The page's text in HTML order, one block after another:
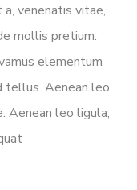
a, venenatis vitae,
mollis pretium.
elementum
tellus. Aenean leo
Aenean leo ligula,